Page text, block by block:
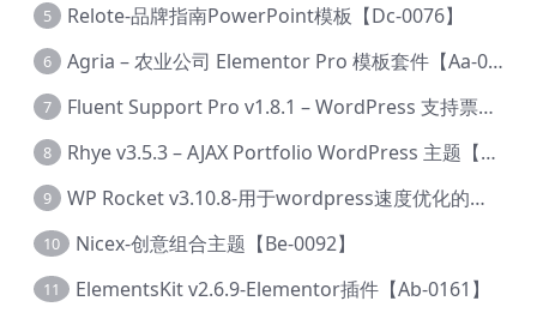
5 Relote-品牌指南PowerPoint模板【Dc-0076】
6 Agria – 农业公司 Elementor Pro 模板套件【Aa-0003】
7 Fluent Support Pro v1.8.1 – WordPress 支持票务系统【Cc-0041】
8 Rhye v3.5.3 – AJAX Portfolio WordPress 主题【Bi-0049】
9 WP Rocket v3.10.8-用于wordpress速度优化的缓存加速插件【Cd-0019】
10 Nicex-创意组合主题【Be-0092】
11 ElementsKit v2.6.9-Elementor插件【Ab-0161】